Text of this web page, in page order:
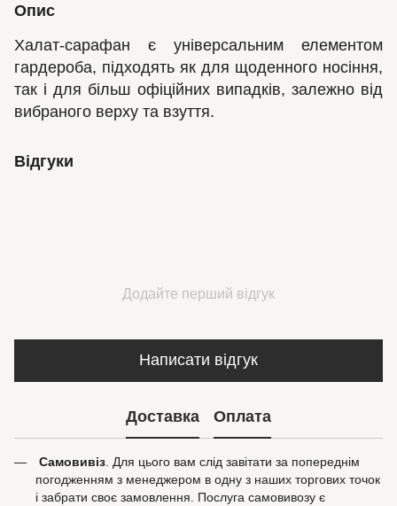
Опис
Халат-сарафан є універсальним елементом
гардероба, підходять як для щоденного носіння,
так і для більш офіційних випадків, залежно від
вибраного верху та взуття.
Відгуки
Додайте перший відгук
Написати відгук
Доставка Оплата
Самовивіз . Для цього вам слід завітати за попереднім
погодженням з менеджером в одну з наших торгових точок
і забрати своє замовлення. Послуга самовивозу є